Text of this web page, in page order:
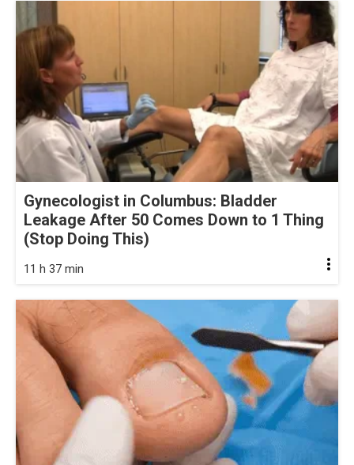
Gynecologist in Columbus: Bladder
Leakage After 50 Comes Down to 1 Thing
(Stop Doing This)
11 h 37 min